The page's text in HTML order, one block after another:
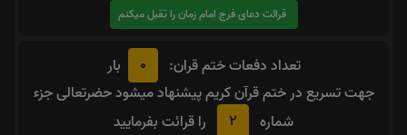
قرائت دعای فرج امام زمان را تقبل میکنم
تعداد دفعات ختم قران: 0
بار
جهت تسریع در ختم قرآن کریم پیشنهاد میشود حضرتعالی جزء
شماره
2 را قرائت بفرمایید